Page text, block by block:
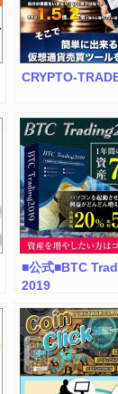
CRYPTO-
■公式■BTC
2019